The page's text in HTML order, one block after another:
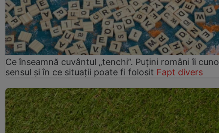
Ce înseamnă cuvântul „tenchi”. Puțini români îi
sensul și în ce situații poate fi folosit Fapt divers